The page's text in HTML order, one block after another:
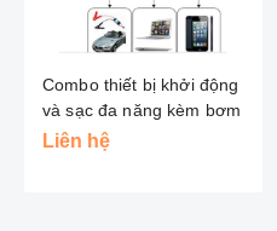
Combo thiết bị khởi động
và sạc đa năng kèm bơm
Vision
Liên hệ